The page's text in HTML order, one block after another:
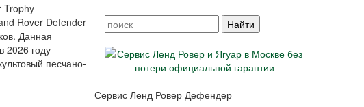
Trophy
Rover Defender
Данная
2026 году
песчано-
Сервис Ленд Ровер Дефендер